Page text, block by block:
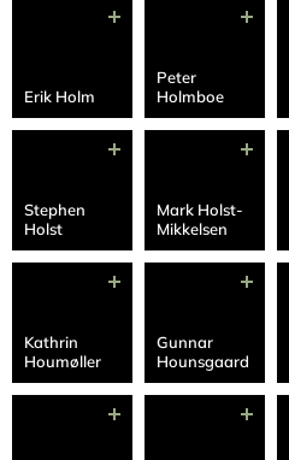
Erik Holm
Peter
Holmboe
Stephen
Holst
Mark Holst-
Mikkelsen
Kathrin
Houmøller
Gunnar
Hounsgaard